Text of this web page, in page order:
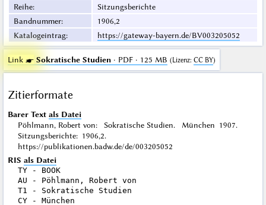
Reihe:
Sitzungsberichte
Bandnummer:
1906,2
Katalogeintrag: https://gateway-bayern.de/BV003205052
Link ☛ Sokratische Studien· PDF · 125 MB (Lizenz: CC BY)
Zitierformate
Barer Text als Datei
Pöhlmann, Robert von: Sokratische Studien. München 1907.
Sitzungsberichte: 1906,2.
https://publikationen.badw.de/de/003205052
RIS als Datei
TY - BOOK
AU - Pöhlmann, Robert von
T1 - Sokratische Studien
CY - München